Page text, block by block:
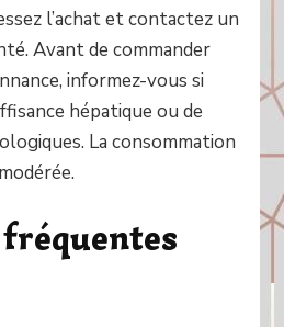
l’achat et contactez un
Avant de commander
informez-vous si
hépatique ou de
La consommation